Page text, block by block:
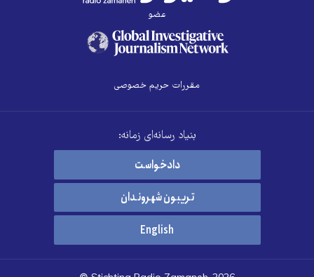
عضو
مقررات حریم خصوصی
بنیاد رسانه‌ای زمانه:
دادخواست
تریبون شهروندان
English